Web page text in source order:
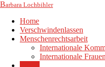
Barbara Lochbihler
Home
Verschwindenlassen
Menschenrechtsarbeit
Internationale
Internationale